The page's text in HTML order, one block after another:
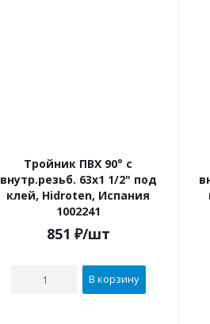
Тройник ПВХ 90° с
внутр.резьб. 63х1 1/2" под
клей, Hidroten, Испания
1002241
851 ₽/шт
В корзину